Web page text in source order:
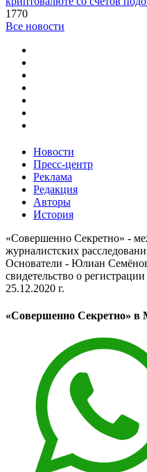
1770
Все новости
Новости
Пресс-центр
Реклама
Редакция
Авторы
История
«Совершенно Секретно» -
журналистских
Основатели - Юлиан
свидетельство о
25.12.2020 г.
«Совершенно Секретно» в